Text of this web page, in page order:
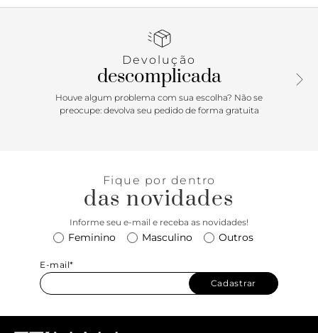
segue para a lateral e outra na pala. Deixa os dedos e
desenham os pés junto com a manta brilhosa, deixam a
rasteira ANACAPRI com um ar glam super chique. Conforto
e frescor com uma roupagem mais fancy para espalhar
muito brilho por onde andar. Aposte!
Devolução
descomplicada
Houve algum problema com sua escolha? Não se
preocupe: devolva seu pedido de forma gratuita
Fique por dentro
das novidades
Informe seu e-mail e receba as novidades!
Feminino Masculino Outros
E-mail*
Cadastrar